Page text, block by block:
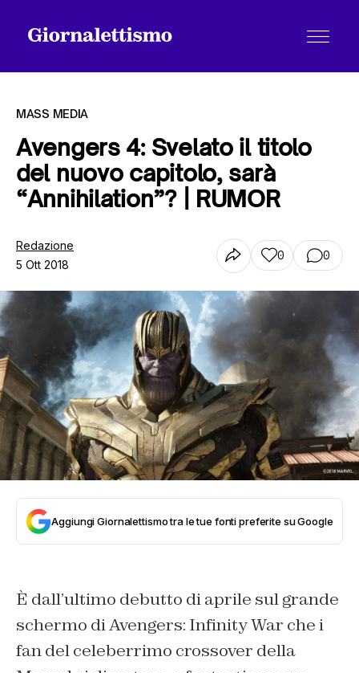
Tutti gli articoli
Chi siamo
Contatti
MASS MEDIA
Avengers 4: Svelato il titolo
del nuovo capitolo, sarà
“Annihilation”? | RUMOR
Redazione
5 Ott 2018
0 0
Aggiungi Giornalettismo tra le tue fonti preferite su Google
È dall’ultimo debutto di aprile sul grande
schermo di Avengers: Infinity War che i
fan del celeberrimo crossover della